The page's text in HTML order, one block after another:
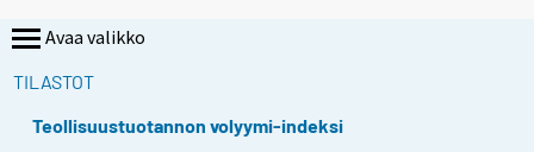
Avaa valikko
TILASTOT
Teollisuustuotannon volyymi-indeksi